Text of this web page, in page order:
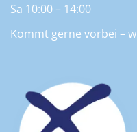
Sa 10:00 – 14:00
Kommt gerne vorbei –